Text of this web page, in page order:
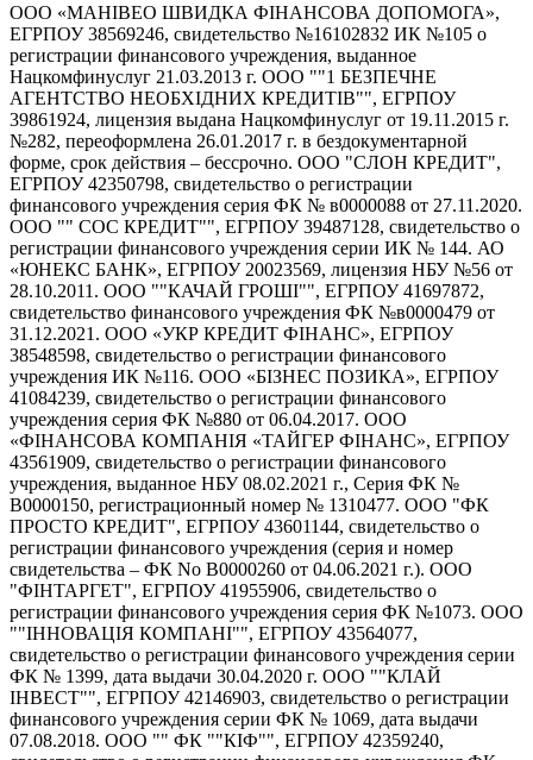
ООО «МАНІВЕО ШВИДКА ФІНАНСОВА ДОПОМОГА»,
ЕГРПОУ 38569246, свидетельство №16102832 ИК №105 о
регистрации финансового учреждения, выданное
Нацкомфинуслуг 21.03.2013 г. ООО ""1 БЕЗПЕЧНЕ
АГЕНТСТВО НЕОБХІДНИХ КРЕДИТІВ"", ЕГРПОУ
39861924, лицензия выдана Нацкомфинуслуг от 19.11.2015 г.
№282, переоформлена 26.01.2017 г. в бездокументарной
форме, срок действия – бессрочно. ООО "СЛОН КРЕДИТ",
ЕГРПОУ 42350798, свидетельство о регистрации
финансового учреждения серия ФК № в0000088 от 27.11.2020.
ООО "" СОС КРЕДИТ"", ЕГРПОУ 39487128, свидетельство о
регистрации финансового учреждения серии ИК № 144. АО
«ЮНЕКС БАНК», ЕГРПОУ 20023569, лицензия НБУ №56 от
28.10.2011. ООО ""КАЧАЙ ГРОШІ"", ЕГРПОУ 41697872,
свидетельство финансового учреждения ФК №в0000479 от
31.12.2021. ООО «УКР КРЕДИТ ФІНАНС», ЕГРПОУ
38548598, свидетельство о регистрации финансового
учреждения ИК №116. ООО «БІЗНЕС ПОЗИКА», ЕГРПОУ
41084239, свидетельство о регистрации финансового
учреждения серия ФК №880 от 06.04.2017. ООО
«ФІНАНСОВА КОМПАНІЯ «ТАЙГЕР ФІНАНС», ЕГРПОУ
43561909, свидетельство о регистрации финансового
учреждения, выданное НБУ 08.02.2021 г., Серия ФК №
В0000150, регистрационный номер № 1310477. ООО "ФК
ПРОСТО КРЕДИТ", ЕГРПОУ 43601144, свидетельство о
регистрации финансового учреждения (серия и номер
свидетельства – ФК No В0000260 от 04.06.2021 г.). ООО
"ФІНТАРГЕТ", ЕГРПОУ 41955906, свидетельство о
регистрации финансового учреждения серия ФК №1073. ООО
""ІННОВАЦІЯ КОМПАНІ"", ЕГРПОУ 43564077,
свидетельство о регистрации финансового учреждения серии
ФК № 1399, дата выдачи 30.04.2020 г. ООО ""КЛАЙ
ІНВЕСТ"", ЕГРПОУ 42146903, свидетельство о регистрации
финансового учреждения серии ФК № 1069, дата выдачи
07.08.2018. ООО "" ФК ""КІФ"", ЕГРПОУ 42359240,